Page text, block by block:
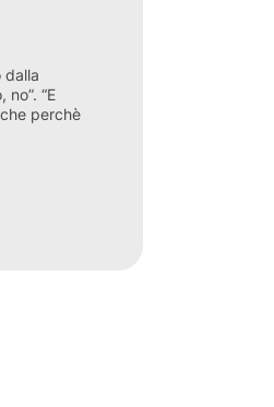
dalla
“E
perchè